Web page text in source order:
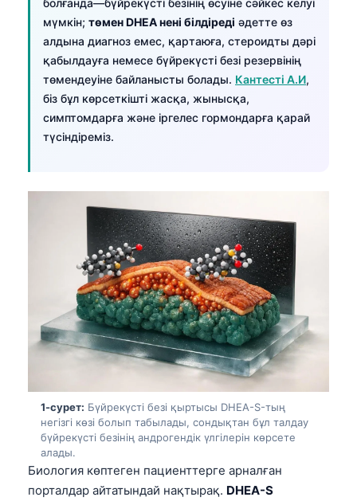
мүмкін; төмен DHEA нені білдіреді әдетте өз
алдына диагноз емес, қартаюға, стероидты дәрі
қабылдауға немесе бүйрекүсті безі резервінің
төмендеуіне байланысты болады. Кантесті А.И,
біз бұл көрсеткішті жасқа, жынысқа,
симптомдарға және іргелес гормондарға қарай
түсіндіреміз.
1-сурет: Бүйрекүсті безі қыртысы DHEA-S-тың
негізгі көзі болып табылады, сондықтан бұл талдау
бүйрекүсті безінің андрогендік үлгілерін көрсете
алады.
Биология көптеген пациенттерге арналған
порталдар айтатындай нақтырақ. DHEA-S